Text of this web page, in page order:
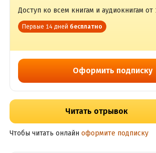
Доступ ко всем книгам и аудиокнигам от
Первые 14 дней бесплатно
Оформить подписку
Читать отрывок
Чтобы читать онлайн оформите подписку